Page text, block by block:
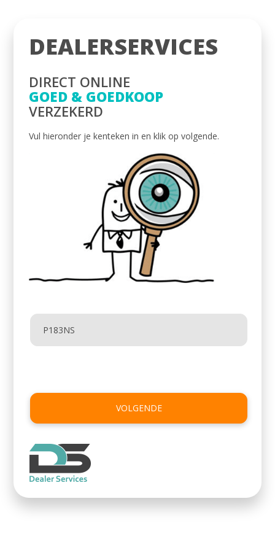
DEALERSERVICES
DIRECT ONLINE
GOED & GOEDKOOP
VERZEKERD
Vul hieronder je kenteken in en klik op volgende.